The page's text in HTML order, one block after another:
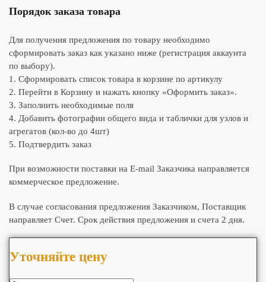
Порядок заказа товара
Для получения предложения по товару необходимо
сформировать заказ как указано ниже (регистрация аккаунта
по выбору).
1. Сформировать список товара в корзине по артикулу
2. Перейти в Корзину и нажать кнопку «Оформить заказ».
3. Заполнить необходимые поля
4. Добавить фотографии общего вида и таблички для узлов и
агрегатов (кол-во до 4шт)
5. Подтвердить заказ
При возможности поставки на E-mail Заказчика направляется
коммерческое предложение.
В случае согласования предложения Заказчиком, Поставщик
направляет Счет. Срок действия предложения и счета 2 дня.
Уточняйте цену